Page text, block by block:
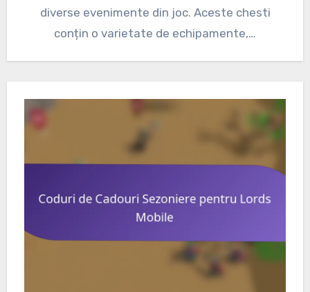
diverse evenimente din joc. Aceste chesti
conțin o varietate de echipamente,…